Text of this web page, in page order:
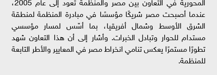
عندما أصبحت مصر شريكًا مؤسسًا في مبادرة المنظمة لمنطقة
الشرق الأوسط وشمال أفريقيا، بما أسّس لمسار مؤسسي
مستدام للحوار وتبادل الخبرات. وأشار إلى أن هذا التعاون شهد
تطورًا مستمرًا يعكس تنامي انخراط مصر في المعايير والأطر التابعة
للمنظمة.